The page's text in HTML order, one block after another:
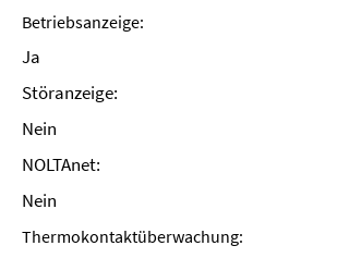
Betriebsanzeige:
Ja
Störanzeige:
Nein
NOLTAnet:
Nein
Thermokontaktüberwachung: